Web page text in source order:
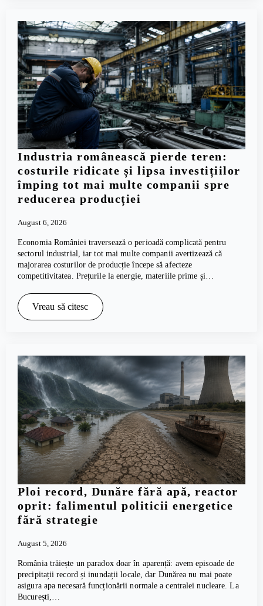
Industria românească pierde teren:
costurile ridicate și lipsa investițiilor
împing tot mai multe companii spre
reducerea producției
August 6, 2026
Economia României traversează o perioadă complicată pentru
sectorul industrial, iar tot mai multe companii avertizează că
majorarea costurilor de producție începe să afecteze
competitivitatea. Prețurile la energie, materiile prime și…
Vreau să citesc
Ploi record, Dunăre fără apă, reactor
oprit: falimentul politicii energetice
fără strategie
August 5, 2026
România trăiește un paradox doar în aparență: avem episoade de
precipitații record și inundații locale, dar Dunărea nu mai poate
asigura apa necesară funcționării normale a centralei nucleare. La
București,…